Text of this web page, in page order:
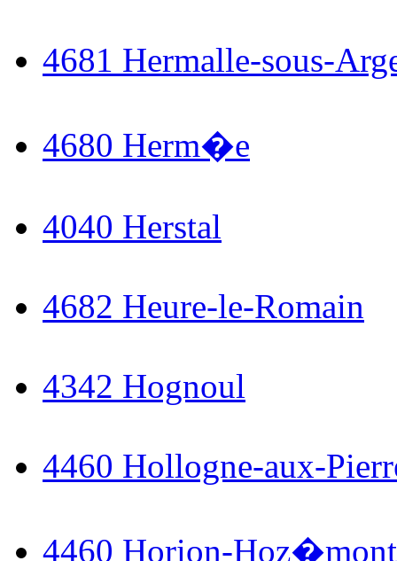
4681 Hermalle-sous-
4680 Herm�e
4040 Herstal
4682 Heure-le-Romain
4342 Hognoul
4460 Hollogne-aux-
4460 Horion-Hoz�mont